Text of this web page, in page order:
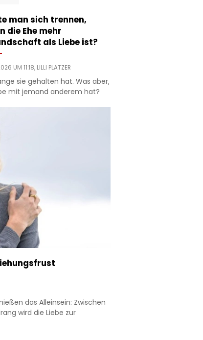
man sich trennen,
die Ehe mehr
als Liebe ist?
UM 11:18, LILLI PLATZER
sie gehalten hat. Was aber,
mit jemand anderem hat?
das Alleinsein: Zwischen
wird die Liebe zur